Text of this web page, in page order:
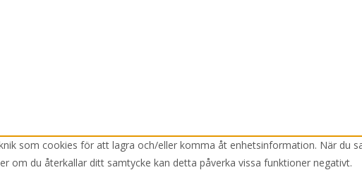
som cookies för att lagra och/eller komma åt enhetsinformation. När du
om du återkallar ditt samtycke kan detta påverka vissa funktioner negativt.